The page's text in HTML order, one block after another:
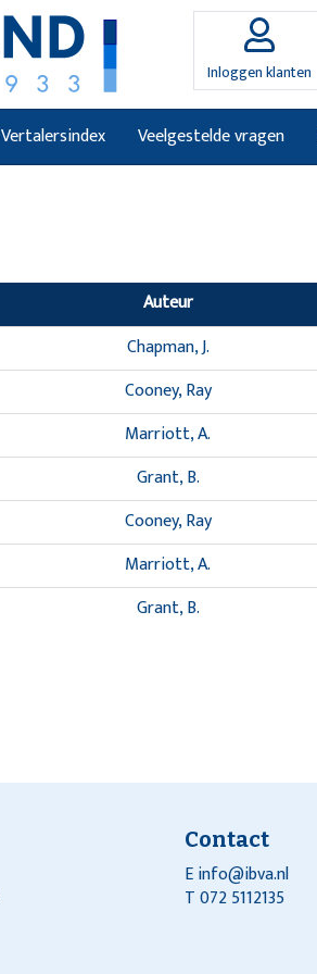
Inloggen klanten
Vertalersindex Veelgestelde vragen
Auteur
Chapman, J.
Cooney, Ray
Marriott, A.
Grant, B.
Cooney, Ray
Marriott, A.
Grant, B.
Contact
Einfo@ibva.nl
T 072 5112135